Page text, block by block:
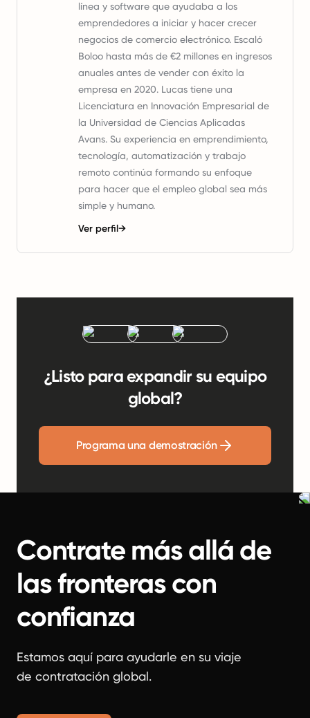
línea y software que ayudaba a los
emprendedores a iniciar y hacer crecer
negocios de comercio electrónico. Escaló
Boloo hasta más de €2 millones en ingresos
anuales antes de vender con éxito la
empresa en 2020. Lucas tiene una
Licenciatura en Innovación Empresarial de
la Universidad de Ciencias Aplicadas
Avans. Su experiencia en emprendimiento,
tecnología, automatización y trabajo
remoto continúa formando su enfoque
para hacer que el empleo global sea más
simple y humano.
Ver perfil→
¿Listo para expandir su equipo
global?
Programa una demostración
Contrate más allá de
las fronteras con
confianza
Estamos aquí para ayudarle en su viaje
de contratación global.